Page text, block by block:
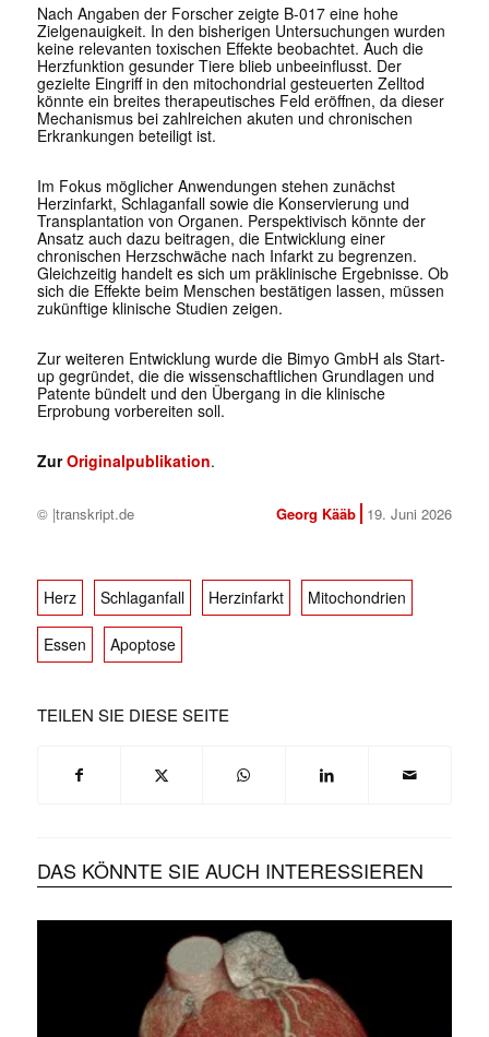
Nach Angaben der Forscher zeigte B-017 eine hohe
Zielgenauigkeit. In den bisherigen Untersuchungen wurden
keine relevanten toxischen Effekte beobachtet. Auch die
Herzfunktion gesunder Tiere blieb unbeeinflusst. Der
gezielte Eingriff in den mitochondrial gesteuerten Zelltod
könnte ein breites therapeutisches Feld eröffnen, da dieser
Mechanismus bei zahlreichen akuten und chronischen
Erkrankungen beteiligt ist.
Im Fokus möglicher Anwendungen stehen zunächst
Herzinfarkt, Schlaganfall sowie die Konservierung und
Transplantation von Organen. Perspektivisch könnte der
Ansatz auch dazu beitragen, die Entwicklung einer
chronischen Herzschwäche nach Infarkt zu begrenzen.
Gleichzeitig handelt es sich um präklinische Ergebnisse. Ob
sich die Effekte beim Menschen bestätigen lassen, müssen
zukünftige klinische Studien zeigen.
Zur weiteren Entwicklung wurde die Bimyo GmbH als Start-
up gegründet, die die wissenschaftlichen Grundlagen und
Patente bündelt und den Übergang in die klinische
Erprobung vorbereiten soll.
ZurOriginalpublikation.
© |transkript.de Georg Kääb 19. Juni 2026
Herz Schlaganfall Herzinfarkt Mitochondrien
Essen Apoptose
TEILEN SIE DIESE SEITE
DAS KÖNNTE SIE AUCH INTERESSIEREN